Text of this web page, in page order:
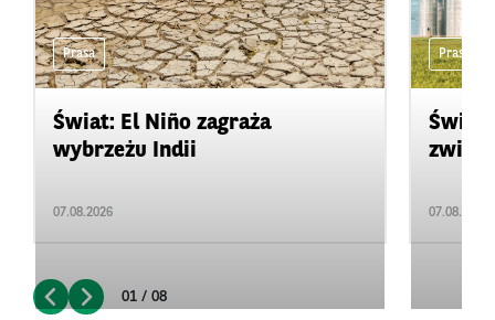
Prasa
Świat: El Niño zagraża
wybrzeżu Indii
07.08.2026
Prasa
07.08.2026
01 / 08